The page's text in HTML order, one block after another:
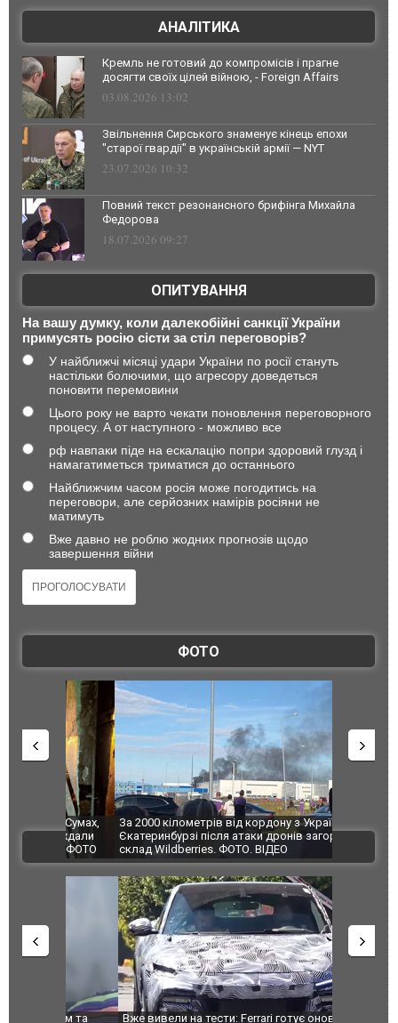
АНАЛІТИКА
Кремль не готовий до компромісів і прагне
досягти своїх цілей війною, - Foreign Affairs
03.08.2026 13:02
Звільнення Сирського знаменує кінець епохи
"старої гвардії" в українській армії — NYT
23.07.2026 10:32
Повний текст резонансного брифінга Михайла
Федорова
18.07.2026 09:27
ОПИТУВАННЯ
На вашу думку, коли далекобійні санкції України
примусять росію сісти за стіл переговорів?
У найближчі місяці удари України по росії стануть
настільки болючими, що агресору доведеться
поновити перемовини
Цього року не варто чекати поновлення переговорного
процесу. А от наступного - можливо все
рф навпаки піде на ескалацію попри здоровий глузд і
намагатиметься триматися до останнього
Найближчим часом росія може погодитись на
переговори, але серйозних намірів росіяни не
матимуть
Вже давно не роблю жодних прогнозів щодо
завершення війни
ФОТО
За 2000 кілометрів від кордону з Україною: в
Єкатеринбурзі після атаки дронів загорівся
склад Wildberries. ФОТО. ВІДЕО
"Мої
ВІДЕО
Вже вивели на тести: Ferrari готує оновлення
Вийшов